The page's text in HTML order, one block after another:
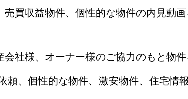
売買収益物件、個性的な物件の内見動
社様、オーナー様のご協力のもと物
頼、個性的な物件、激安物件、住宅情